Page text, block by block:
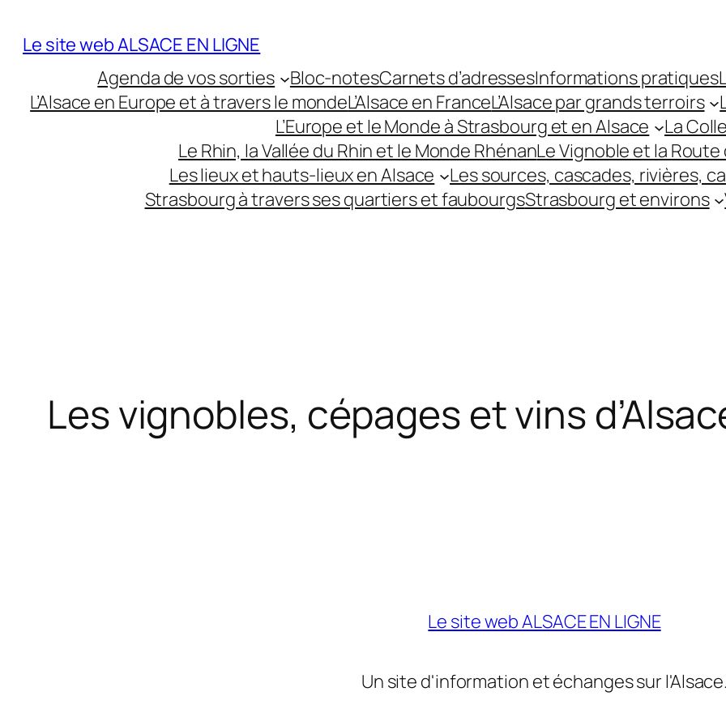
auLe site web ALSACE EN LIGNE
Agenda de vos sorties
Bloc-notesCarnets d’adressesInformations pratiques
L’Alsace en Europe et à travers le mondeL’Alsace en FranceL’Alsace par grands terroirs
L’Europe et le Monde à Strasbourg et en Alsace
La
Le Rhin, la Vallée du Rhin et le Monde RhénanLe Vignoble et la Route
Les lieux et hauts-lieux en Alsace
Les sources, cascades, rivières,
Strasbourg à travers ses quartiers et faubourgsStrasbourg et environs
Les vignobles, cépages et vins
Le site web ALSACE EN LIGNE
Un site d'information et échanges sur